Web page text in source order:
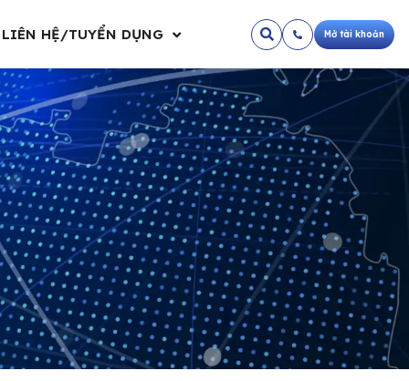
LIÊN HỆ/TUYỂN DỤNG Mở tài khoản